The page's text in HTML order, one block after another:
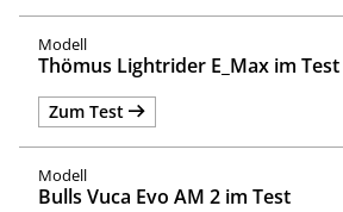
Thömus Lightrider E_Max im Test
Zum Test
Bulls Vuca Evo AM 2 im Test